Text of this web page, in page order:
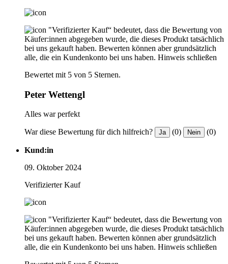
"Verifizierter Kauf“ bedeutet, dass die Bewertung von
Käufer:innen abgegeben wurde, die dieses Produkt tatsächlich
bei uns gekauft haben. Bewerten können aber grundsätzlich
alle, die ein Kundenkonto bei uns haben. Hinweis schließen
Bewertet mit 5 von 5 Sternen.
Peter Wettengl
Alles war perfekt
War diese Bewertung für dich hilfreich? Ja (0) Nein (0)
Kund:in
09. Oktober 2024
Verifizierter Kauf
"Verifizierter Kauf“ bedeutet, dass die Bewertung von
Käufer:innen abgegeben wurde, die dieses Produkt tatsächlich
bei uns gekauft haben. Bewerten können aber grundsätzlich
alle, die ein Kundenkonto bei uns haben. Hinweis schließen